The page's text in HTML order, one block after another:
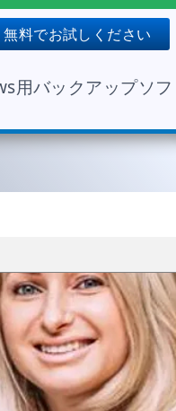
料でお試しください
用バックアップソフ